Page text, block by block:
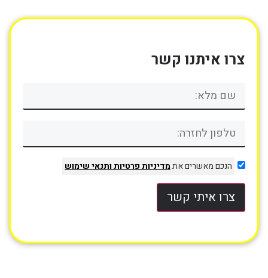
צרו איתנו קשר
הנכם מאשרים אתמדיניות פרטיותותנאי שימוש
צרו איתי קשר